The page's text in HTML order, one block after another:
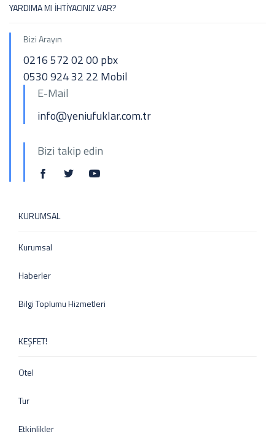
YARDIMA MI İHTİYACINIZ VAR?
Bizi Arayın
0216 572 02 00 pbx
0530 924 32 22 Mobil
E-Mail
info@yeniufuklar.com.tr
Bizi takip edin
KURUMSAL
Kurumsal
Haberler
Bilgi Toplumu Hizmetleri
KEŞFET!
Otel
Tur
Etkinlikler